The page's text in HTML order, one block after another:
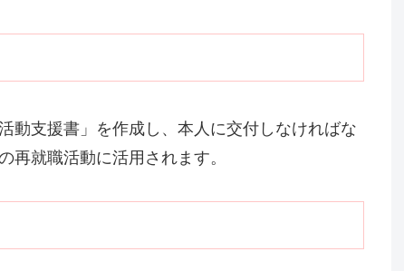
動支援書」を作成し、本人に交付しなければな
再就職活動に活用されます。